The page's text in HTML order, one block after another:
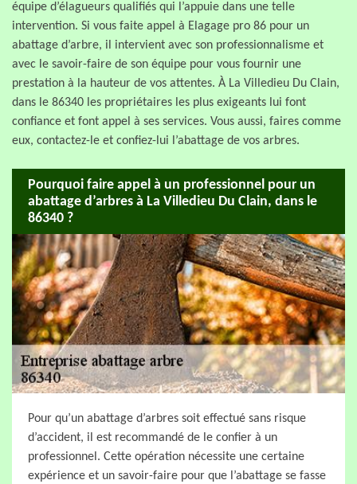
équipe d’élagueurs qualifiés qui l’appuie dans une telle
intervention. Si vous faite appel à Elagage pro 86 pour un
abattage d’arbre, il intervient avec son professionnalisme et
avec le savoir-faire de son équipe pour vous fournir une
prestation à la hauteur de vos attentes. À La Villedieu Du Clain,
dans le 86340 les propriétaires les plus exigeants lui font
confiance et font appel à ses services. Vous aussi, faires comme
eux, contactez-le et confiez-lui l’abattage de vos arbres.
Pourquoi faire appel à un professionnel pour un
abattage d’arbres à La Villedieu Du Clain, dans le
86340 ?
Pour qu’un abattage d’arbres soit effectué sans risque
d’accident, il est recommandé de le confier à un
professionnel. Cette opération nécessite une certaine
expérience et un savoir-faire pour que l’abattage se fasse